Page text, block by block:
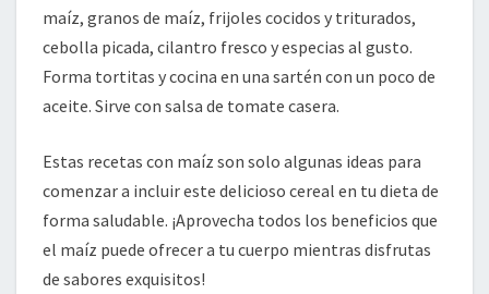
maíz, granos de maíz, frijoles cocidos y triturados,
cebolla picada, cilantro fresco y especias al gusto.
Forma tortitas y cocina en una sartén con un poco de
aceite. Sirve con salsa de tomate casera.
Estas recetas con maíz son solo algunas ideas para
comenzar a incluir este delicioso cereal en tu dieta de
forma saludable. ¡Aprovecha todos los beneficios que
el maíz puede ofrecer a tu cuerpo mientras disfrutas
de sabores exquisitos!